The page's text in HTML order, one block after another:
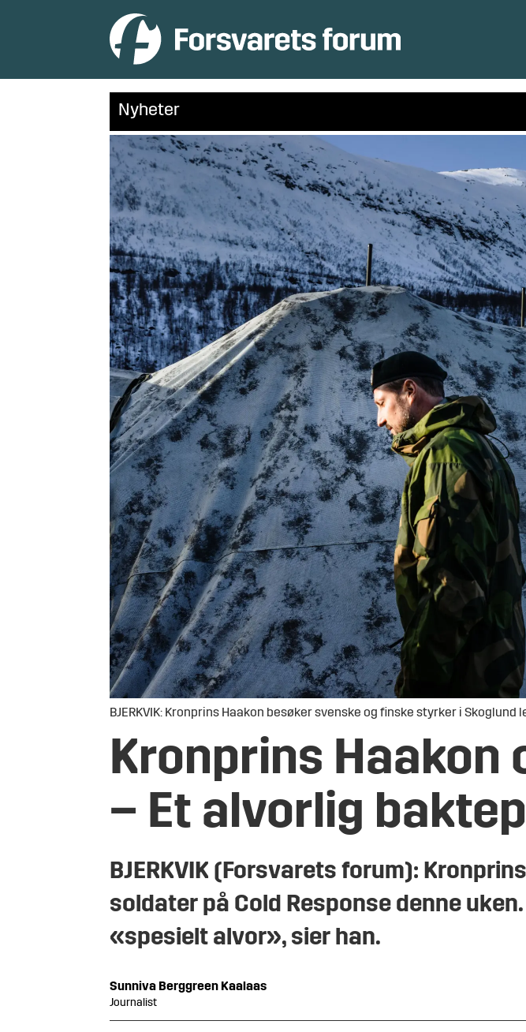
Nyheter
BJERKVIK: Kronprins Haakon besøker svenske og finske styrker i
Kronprins Haakon
– Et alvorlig
BJERKVIK (Forsvarets forum):
soldater på Cold Response denne
«spesielt alvor», sier han.
Sunniva Berggreen Kaalaas
Journalist